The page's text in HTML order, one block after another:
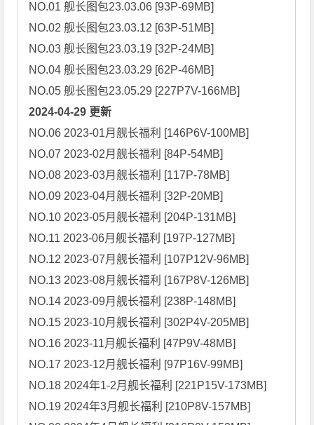
NO.01 舰长图包23.03.06 [93P-69MB]
NO.02 舰长图包23.03.12 [63P-51MB]
NO.03 舰长图包23.03.19 [32P-24MB]
NO.04 舰长图包23.03.29 [62P-46MB]
2024-04-29 更新
NO.06 2023-01月舰长福利 [146P6V-100MB]
NO.07 2023-02月舰长福利 [84P-54MB]
NO.08 2023-03月舰长福利 [117P-78MB]
NO.09 2023-04月舰长福利 [32P-20MB]
NO.10 2023-05月舰长福利 [204P-131MB]
NO.11 2023-06月舰长福利 [197P-127MB]
NO.12 2023-07月舰长福利 [107P12V-96MB]
NO.13 2023-08月舰长福利 [167P8V-126MB]
NO.14 2023-09月舰长福利 [238P-148MB]
NO.15 2023-10月舰长福利 [302P4V-205MB]
NO.16 2023-11月舰长福利 [47P9V-48MB]
NO.17 2023-12月舰长福利 [97P16V-99MB]
NO.18 2024年1-2月舰长福利 [221P15V-173MB]
NO.19 2024年3月舰长福利 [210P8V-157MB]